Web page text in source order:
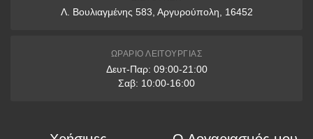
12 δόσεις: άνω των 1500€
Παραλαβή από Κατάστημα
Λ. Βουλιαγμένης 583, Αργυρούπολη, 16452
ΩΡΆΡΙΟ ΛΕΙΤΟΥΡΓΊΑΣ
Δευτ-Παρ: 09:00-21:00
Σαβ: 10:00-16:00